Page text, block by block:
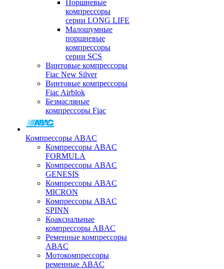
Поршневые
компрессоры
серии LONG LIFE
Малошумные
поршневые
компрессоры
серии SCS
Винтовые компрессоры
Fiac New Silver
Винтовые компрессоры
Fiac Airblok
Безмасляные
компрессоры Fiac
Компрессоры ABAC
Компрессоры ABAC
FORMULA
Компрессоры ABAC
GENESIS
Компрессоры ABAC
MICRON
Компрессоры ABAC
SPINN
Коаксиальные
компрессоры ABAC
Ременные компрессоры
ABAC
Мотокомпрессоры
ременные ABAC